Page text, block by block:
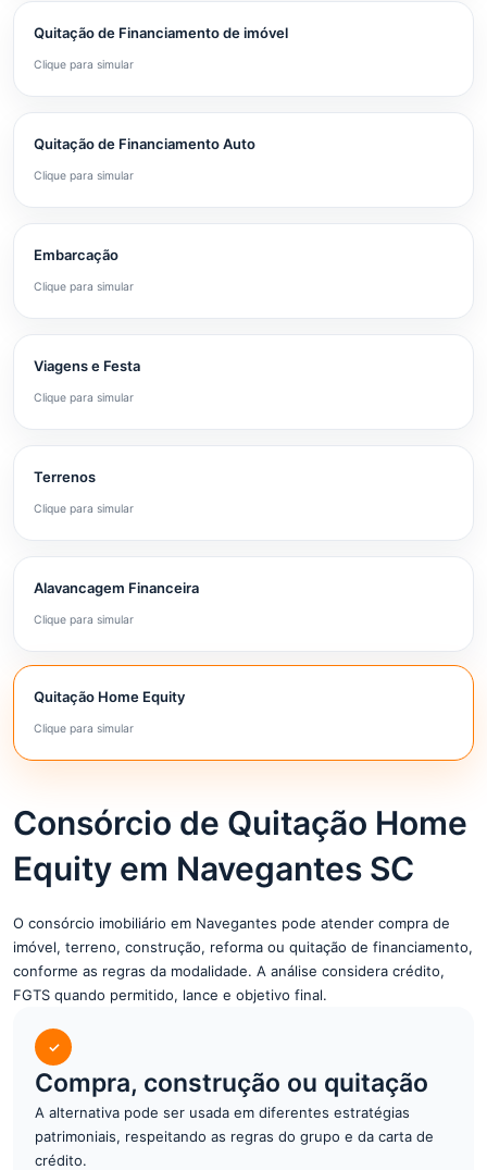
Quitação de Financiamento de imóvel
Clique para simular
Quitação de Financiamento Auto
Clique para simular
Embarcação
Clique para simular
Viagens e Festa
Clique para simular
Terrenos
Clique para simular
Alavancagem Financeira
Clique para simular
Quitação Home Equity
Clique para simular
Consórcio de Quitação Home
Equity em Navegantes SC
O consórcio imobiliário em Navegantes pode atender compra de
imóvel, terreno, construção, reforma ou quitação de financiamento,
conforme as regras da modalidade. A análise considera crédito,
FGTS quando permitido, lance e objetivo final.
✓
Compra, construção ou quitação
A alternativa pode ser usada em diferentes estratégias
patrimoniais, respeitando as regras do grupo e da carta de
crédito.